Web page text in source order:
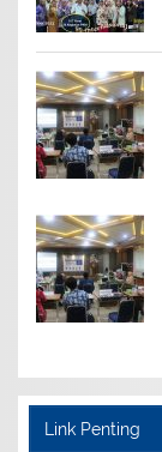
Link Penting